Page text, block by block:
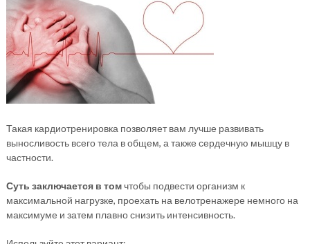
Такая кардиотренировка позволяет вам лучше развивать
выносливость всего тела в общем, а также сердечную мышцу в
частности.
Суть заключается в томчтобы подвести организм к
максимальной нагрузке, проехать на велотренажере немного на
максимуме и затем плавно снизить интенсивность.